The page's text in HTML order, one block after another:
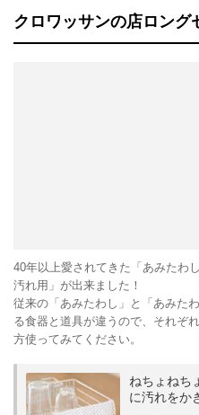
クロワッサンの店ロング
40年以上愛されてきた「あみたわ
汚れ用」が出来ました！
従来の「あみたわし」と「あみた
る食器と道具が違うので、それぞ
方使ってみてください。
ねちょねち
に汚れをか